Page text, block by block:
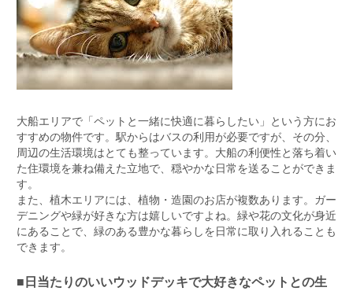
大船エリアで「ペットと一緒に快適に暮らしたい」という方にお
すすめの物件です。駅からはバスの利用が必要ですが、その分、
周辺の生活環境はとても整っています。大船の利便性と落ち着い
た住環境を兼ね備えた立地で、穏やかな日常を送ることができま
す。
また、植木エリアには、植物・造園のお店が複数あります。ガー
デニングや緑が好きな方は嬉しいですよね。緑や花の文化が身近
にあることで、緑のある豊かな暮らしを日常に取り入れることも
できます。
■日当たりのいいウッドデッキで大好きなペットとの生